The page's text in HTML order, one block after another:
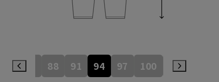
85 88 91 94 97 100 105